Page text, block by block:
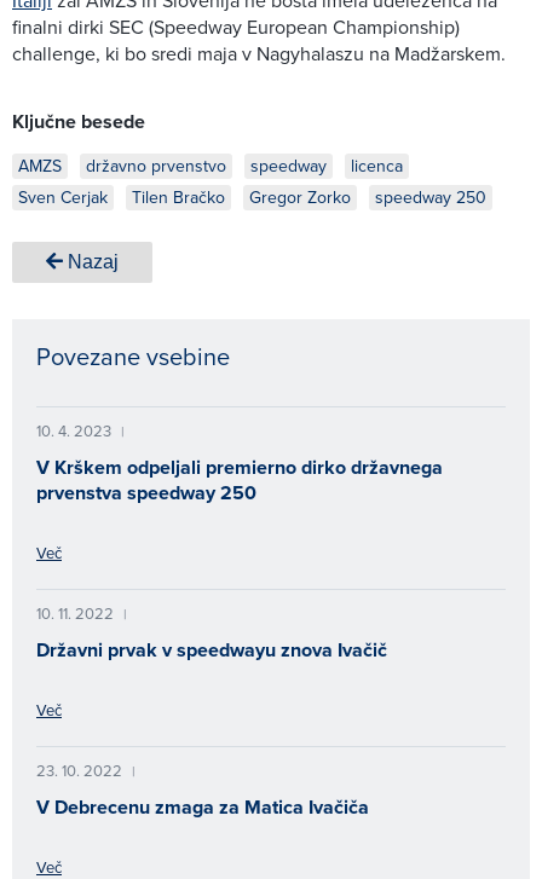
finalni dirki SEC (Speedway European Championship)
challenge, ki bo sredi maja v Nagyhalaszu na Madžarskem.
Ključne besede
AMZS državno prvenstvo speedway
licenca
Sven Cerjak
Tilen Bračko Gregor Zorko speedway 250
Nazaj
Povezane vsebine
10. 4. 2023 |
V Krškem odpeljali premierno dirko državnega
prvenstva speedway 250
Več
10. 11. 2022 |
Državni prvak v speedwayu znova Ivačič
Več
23. 10. 2022 |
V Debrecenu zmaga za Matica Ivačiča
Več